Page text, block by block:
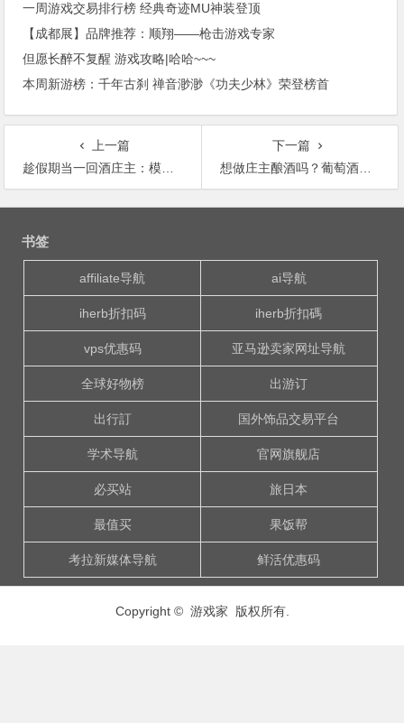
一周游戏交易排行榜 经典奇迹MU神装登顶
【成都展】品牌推荐：顺翔——枪击游戏专家
但愿长醉不复醒 游戏攻略|哈哈~~~
本周新游榜：千年古刹 禅音渺渺《功夫少林》荣登榜首
上一篇
趁假期当一回酒庄主：模拟经营游戏「Terroir」初体验
下一篇
想做庄主酿酒吗？葡萄酒模拟经营游戏「Terroir」初体验！
文
书签
affiliate导航 ai导航
iherb折扣码 iherb折扣碼
vps优惠码 亚马逊卖家网址导航
全球好物榜 出游订
出行訂 国外饰品交易平台
学术导航 官网旗舰店
必买站 旅日本
最值买 果饭帮
考拉新媒体导航 鲜活优惠码
Copyright © 游戏家 版权所有.